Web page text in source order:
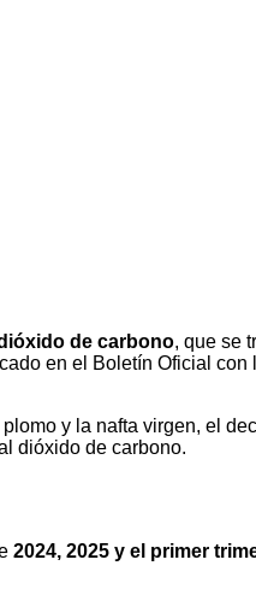
de carbono, que se
en el Boletín Oficial con
y la nafta virgen, el
dióxido de carbono.
2024, 2025 y el primer